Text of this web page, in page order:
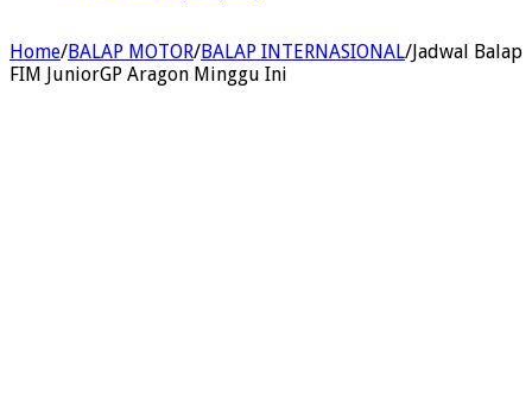
Home/BALAP MOTOR/BALAP INTERNASIONAL/Jadwal Balap
FIM JuniorGP Aragon Minggu Ini